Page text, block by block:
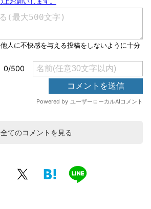
全てのコメントを見る